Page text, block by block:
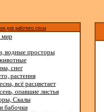
для рабочего стола
водные просторы
снег
растения
всё расцветает
опавшие листья
Скалы
бабочки